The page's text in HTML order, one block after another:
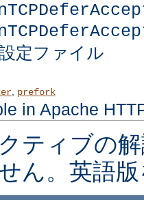
定ファイル
, prefork
in Apache
ティブの
ん。英語